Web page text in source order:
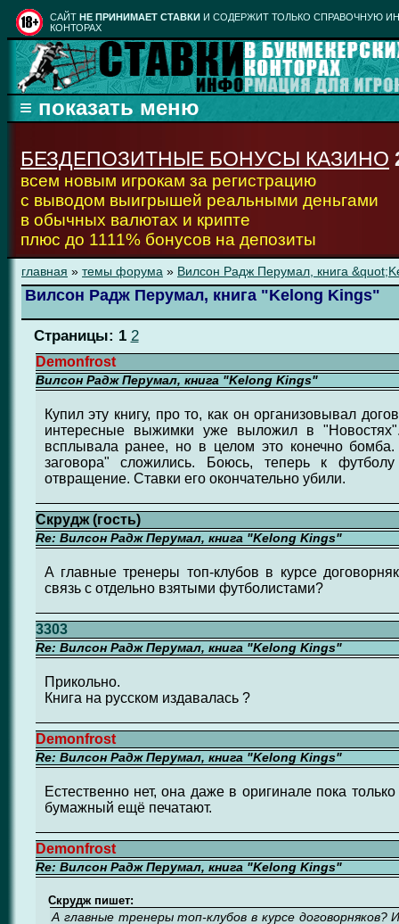
CАЙТ НЕ ПРИНИМАЕТ СТАВКИ И СОДЕРЖИТ ТОЛЬКО СПРАВОЧНУЮ
КОНТОРАХ
БЕЗДЕПОЗИТНЫЕ БОНУСЫ КАЗИНО
всем новым игрокам за регистрацию
с выводом выигрышей реальными деньгами
в обычных валютах и крипте
плюс до 1111% бонусов на депозиты
главная » темы форума » Вилсон Радж Перумал, книга
Вилсон Радж Перумал, книга "Kelong Kings"
Страницы: 1 2
Demonfrost
Вилсон Радж Перумал, книга "Kelong Kings"
Купил эту книгу, про то, как он организовывал
интересные выжимки уже выложил в
всплывала ранее, но в целом это конечно
заговора" сложились. Боюсь, теперь к
отвращение. Ставки его окончательно убили.
Скрудж (гость)
Re: Вилсон Радж Перумал, книга "Kelong Kings"
А главные тренеры топ-клубов в курсе
связь с отдельно взятыми футболистами?
3303
Re: Вилсон Радж Перумал, книга "Kelong Kings"
Прикольно.
Книга на русском издавалась ?
Demonfrost
Re: Вилсон Радж Перумал, книга "Kelong Kings"
Естественно нет, она даже в оригинале пока
бумажный ещё печатают.
Demonfrost
Re: Вилсон Радж Перумал, книга "Kelong Kings"
Скрудж пишет:
А главные тренеры топ-клубов в курсе договорняков?